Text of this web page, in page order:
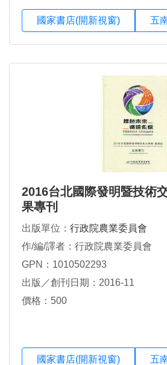
國家書店(開新視窗) 五
2016台北國際發明暨技術
果專刊
出版單位： 行政院農業委員會
作/編/譯者：行政院農業委員會
GPN：1010502293
出版／創刊日期：2016-11
價格：500
國家書店(開新視窗) 五